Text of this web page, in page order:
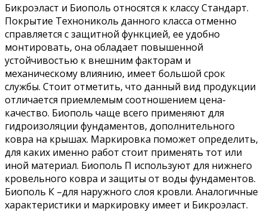
Бикроэласт и Биополь относятся к классу Стандарт.
Покрытие Технониколь данного класса отменно
справляется с защитной функцией, ее удобно
монтировать, она обладает повышенной
устойчивостью к внешним факторам и
механическому влиянию, имеет большой срок
службы. Стоит отметить, что данный вид продукции
отличается приемлемым соотношением цена-
качество. Биополь чаще всего применяют для
гидроизоляции фундаментов, дополнительного
ковра на крышах. Маркировка поможет определить,
для каких именно работ стоит применять тот или
иной материал. Биополь П используют для нижнего
кровельного ковра и защиты от воды фундаментов.
Биополь К –для наружного слоя кровли. Аналогичные
характеристики и маркировку имеет и Бикроэласт.